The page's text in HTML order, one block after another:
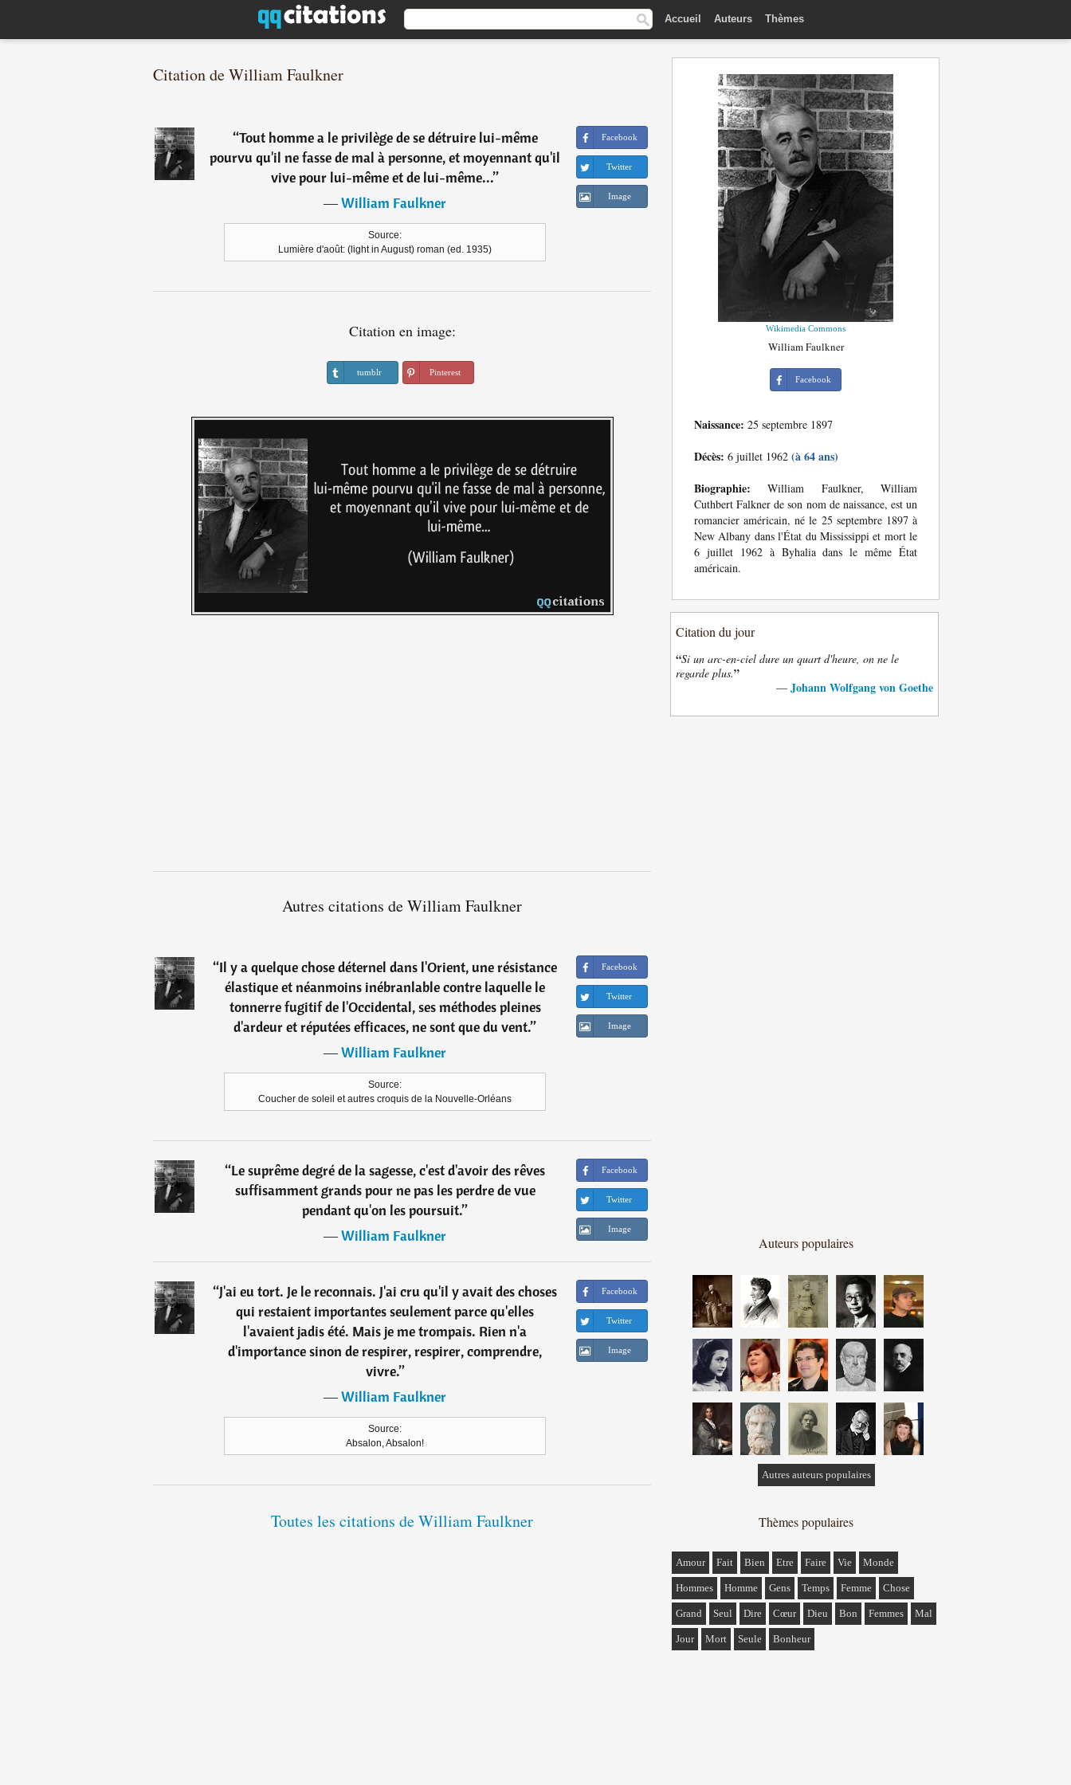
Accueil Auteurs Thèmes
Citation de William Faulkner
“Tout homme a le privilège de se détruire lui-même
pourvu qu'il ne fasse de mal à personne, et moyennant qu'il
vive pour lui-même et de lui-même...”
―William Faulkner
Source:
Lumière d'août: (light in August) roman (ed. 1935)
Facebook
Twitter
Image
Citation en image:
tumblr Pinterest
Autres citations de William Faulkner
“Il y a quelque chose déternel dans l'Orient, une résistance
élastique et néanmoins inébranlable contre laquelle le
tonnerre fugitif de l'Occidental, ses méthodes pleines
d'ardeur et réputées efficaces, ne sont que du vent.”
―William Faulkner
Source:
Coucher de soleil et autres croquis de la Nouvelle-Orléans
Facebook
Twitter
Image
“Le suprême degré de la sagesse, c'est d'avoir des rêves
suffisamment grands pour ne pas les perdre de vue
pendant qu'on les poursuit.”
―William Faulkner
Facebook
Twitter
Image
“J'ai eu tort. Je le reconnais. J'ai cru qu'il y avait des choses
qui restaient importantes seulement parce qu'elles
l'avaient jadis été. Mais je me trompais. Rien n'a
d'importance sinon de respirer, respirer, comprendre,
vivre.”
―William Faulkner
Source:
Absalon, Absalon!
Facebook
Twitter
Image
Toutes les citations de William Faulkner
Wikimedia Commons
William Faulkner
Facebook
Naissance: 25 septembre 1897
Décès: 6 juillet 1962 (à 64 ans)
Biographie: William Faulkner, William
Cuthbert Falkner de son nom de naissance, est un
romancier américain, né le 25 septembre 1897 à
New Albany dans l'État du Mississippi et mort le
6 juillet 1962 à Byhalia dans le même État
américain.
Citation du jour
“Si un arc-en-ciel dure un quart d'heure, on ne le
regarde plus.”
— Johann Wolfgang von Goethe
Auteurs populaires
Autres auteurs populaires
Thèmes populaires
Amour Fait Bien Etre Faire Vie Monde
Hommes Homme Gens Temps Femme Chose
Grand Seul Dire Cœur Dieu Bon Femmes Mal
Jour Mort Seule Bonheur